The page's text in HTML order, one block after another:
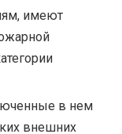
имеют
в нем
внешних